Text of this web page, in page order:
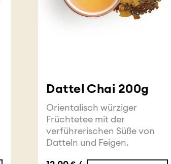
Dattel Chai 200g
Orientalisch würziger
Früchtetee mit der
verführerischen Süße von
Datteln und Feigen.